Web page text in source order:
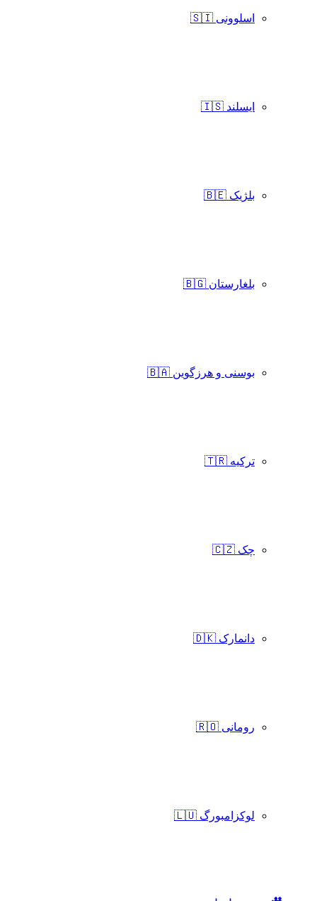
اسلوونی 🇸🇮
ایسلند 🇮🇸
بلژیک 🇧🇪
بلغارستان 🇧🇬
بوسنی و هرزگوین 🇧🇦
ترکیه 🇹🇷
چک 🇨🇿
دانمارک 🇩🇰
رومانی 🇷🇴
لوکزامبورگ 🇱🇺